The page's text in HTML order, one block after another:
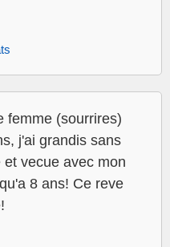
femme (sourrires)
j'ai grandis sans
vecue avec mon
8 ans! Ce reve